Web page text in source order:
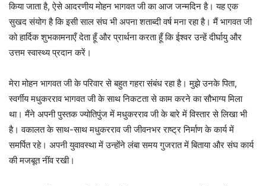
किया जाता है, ऐसे आदरणीय मोहन भागवत जी का आज जन्मदिन है। यह एक
सुखद संयोग है कि इसी साल संघ भी अपना शताब्दी वर्ष मना रहा है। मैं भागवत जी
को हार्दिक शुभकामनाएँ देता हूँ और प्रार्थना करता हूँ कि ईश्वर उन्हें दीर्घायु और
उत्तम स्वास्थ्य प्रदान करें।
मेरा मोहन भागवत जी के परिवार से बहुत गहरा संबंध रहा है। मुझे उनके पिता,
स्वर्गीय मधुकरराव भागवत जी के साथ निकटता से काम करने का सौभाग्य मिला
था। मैंने अपनी पुस्तक ज्योतिपुंज में मधुकरराव जी के बारे में विस्तार से लिखा भी
है। वकालत के साथ-साथ मधुकरराव जी जीवनभर राष्ट्र निर्माण के कार्य में
समर्पित रहे। अपनी युवावस्था में उन्होंने लंबा समय गुजरात में बिताया और संघ कार्य
की मजबूत नींव रखी।